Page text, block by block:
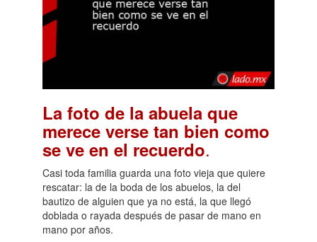
La foto de la abuela que
merece verse tan bien como
se ve en el recuerdo.
Casi toda familia guarda una foto vieja que quiere
rescatar: la de la boda de los abuelos, la del
bautizo de alguien que ya no está, la que llegó
doblada o rayada después de pasar de mano en
mano por años.